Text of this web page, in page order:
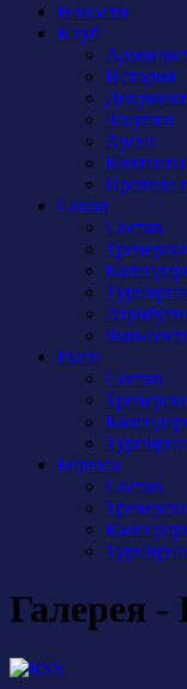
Новости
Клуб
История
Закупки
Арена
Контакты
Правила
Сокол
Состав
Фан-
Рыси
Состав
Бирюса
Состав
Галерея